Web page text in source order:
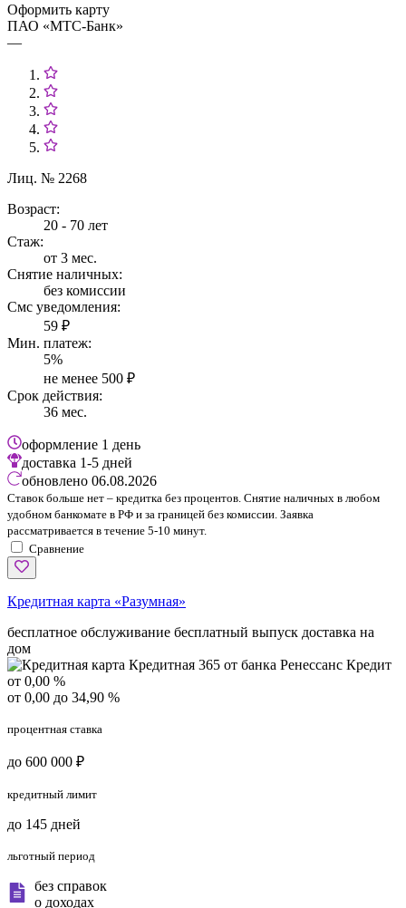
Оформить карту
ПАО «МТС-Банк»
—
Лиц. № 2268
Возраст:
20 - 70 лет
Стаж:
от 3 мес.
Снятие наличных:
без комиссии
Смс уведомления:
59 ₽
Мин. платеж:
5%
не менее 500 ₽
Срок действия:
36 мес.
оформление 1 день
доставка 1-5 дней
обновлено 06.08.2026
Ставок больше нет – кредитка без процентов. Снятие наличных в любом
удобном банкомате в РФ и за границей без комиссии. Заявка
рассматривается в течение 5-10 минут.
Сравнение
Кредитная карта «Разумная»
бесплатное обслуживание бесплатный выпуск доставка на
дом
от 0,00 %
от 0,00 до 34,90 %
процентная ставка
до 600 000 ₽
кредитный лимит
до 145 дней
льготный период
без справок
о доходах